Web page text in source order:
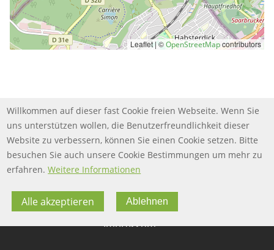
Leaflet | ©OpenStreetMapcontributors
FOOTER MENU
FAQ
FOOTER-DATENSCHUTZ
Datenschutz
FOOTER-IMPRESSUM
Impressum
Willkommen auf dieser fast Cookie freien Webseite. Wenn Sie
uns unterstützen wollen, die Benutzerfreundlichkeit dieser
Website zu verbessern, können Sie einen Cookie setzen. Bitte
besuchen Sie auch unsere Cookie Bestimmungen um mehr zu
erfahren. Weitere Informationen
Alle akzeptieren Ablehnen